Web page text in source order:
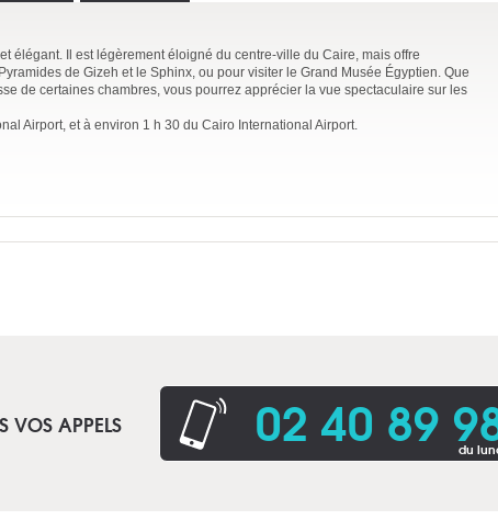
élégant. Il est légèrement éloigné du centre-ville du Caire, mais offre
de Gizeh et le Sphinx, ou pour visiter le Grand Musée Égyptien. Que
de certaines chambres, vous pourrez apprécier la vue spectaculaire sur les
Airport, et à environ 1 h 30 du Cairo International Airport.
VOS APPELS 02 40 89 du